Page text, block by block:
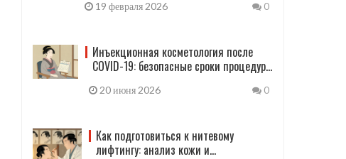
19 февраля 2026 0
Инъекционная косметология после
COVID-19: безопасные сроки процедур
20 июня 2026 0
Как подготовиться к нитевому
лифтингу: анализ кожи и